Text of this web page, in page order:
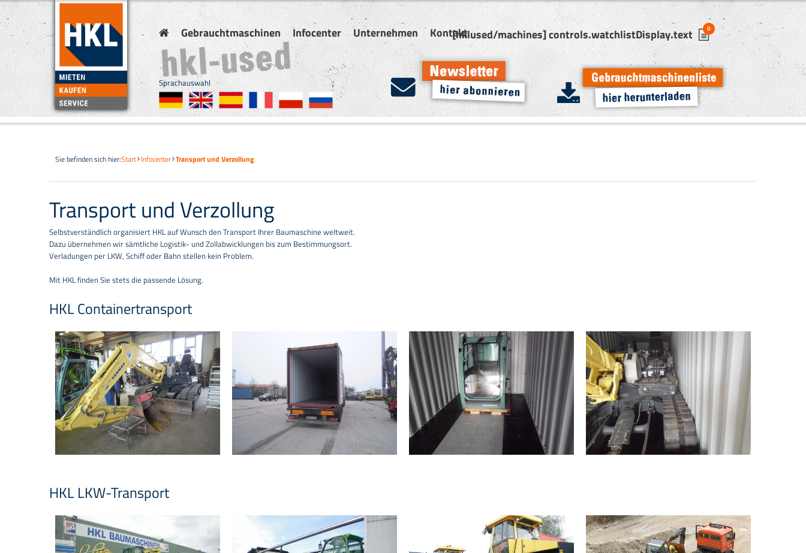
Gebrauchtmaschinen Infocenter Unternehmen Kontakt[hklused/machines] controls.watchlistDisplay.text 0
Sprachauswahl
Sie befinden sich hier:Start Infocenter Transport und Verzollung
Transport und Verzollung
Selbstverständlich organisiert HKL auf Wunsch den Transport Ihrer Baumaschine weltweit.
Dazu übernehmen wir sämtliche Logistik- und Zollabwicklungen bis zum Bestimmungsort.
Verladungen per LKW, Schiff oder Bahn stellen kein Problem.
Mit HKL finden Sie stets die passende Lösung.
HKL Containertransport
HKL LKW-Transport